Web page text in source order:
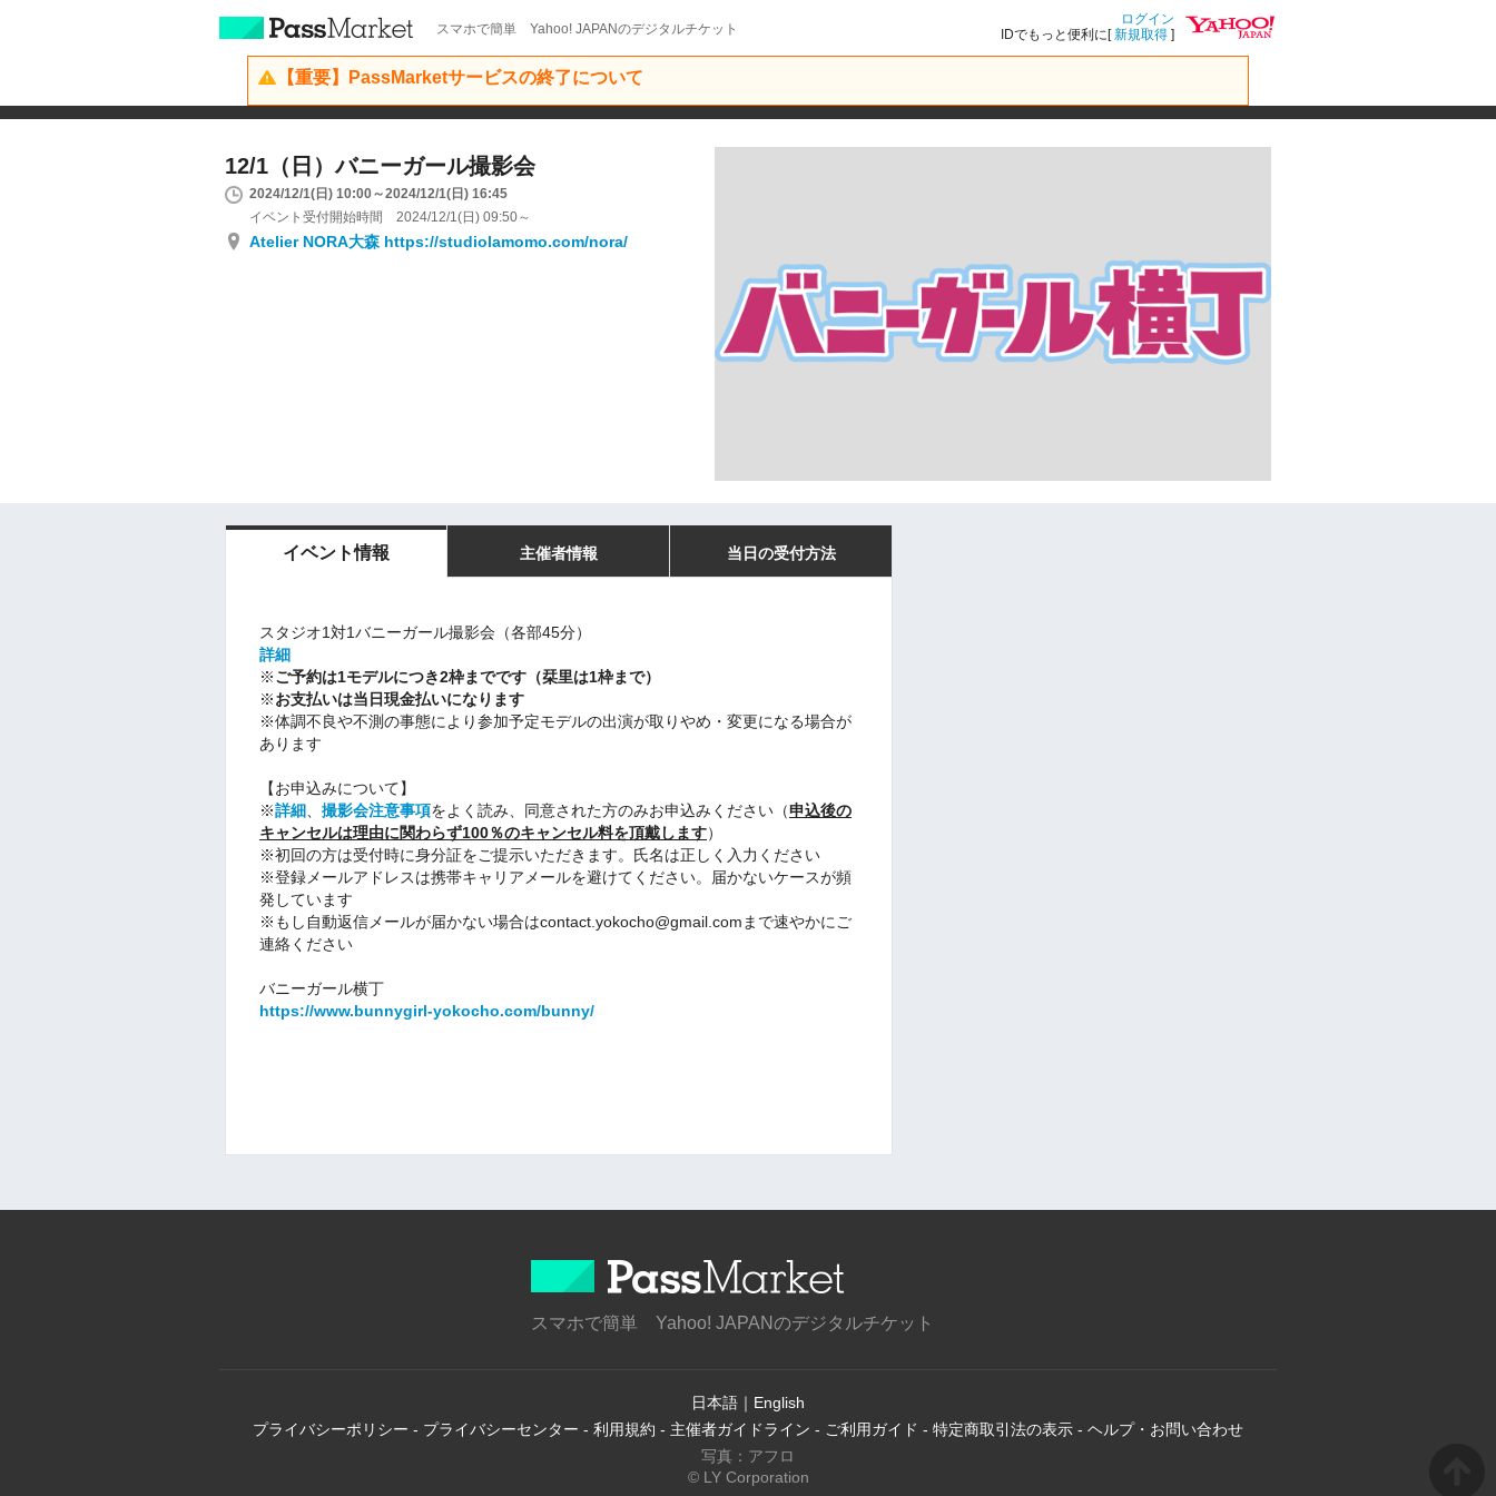
スマホで簡単 Yahoo! JAPANのデジタルチケット
ログイン
IDでもっと便利に[新規取得 ]
【重要】PassMarketサービスの終了について
12/1（日）バニーガール撮影会
2024/12/1(日) 10:00～2024/12/1(日) 16:45
イベント受付開始時間 2024/12/1(日) 09:50～
Atelier NORA大森 https://studiolamomo.com/nora/
イベント情報 主催者情報 当日の受付方法
スタジオ1対1バニーガール撮影会（各部45分）
詳細
※ご予約は1モデルにつき2枠までです（栞里は1枠まで）
※お支払いは当日現金払いになります
※体調不良や不測の事態により参加予定モデルの出演が取りやめ・変更になる場合が
あります
【お申込みについて】
※詳細 撮影会注意事項をよく読み、同意された方のみお申込みください（申込後の
キャンセルは理由に関わらず100％のキャンセル料を頂戴します）
※初回の方は受付時に身分証をご提示いただきます。氏名は正しく入力ください
※登録メールアドレスは携帯キャリアメールを避けてください。届かないケースが頻
発しています
※もし自動返信メールが届かない場合はcontact.yokocho@gmail.comまで速やかにご
連絡ください
バニーガール横丁
https://www.bunnygirl-yokocho.com/bunny/
スマホで簡単 Yahoo! JAPANのデジタルチケット
日本語 ｜ English
プライバシーポリシー - プライバシーセンター - 利用規約 - 主催者ガイドライン - ご利用ガイド - 特定商取引法の表示 - ヘルプ・お問い合わせ
写真：アフロ
© LY Corporation